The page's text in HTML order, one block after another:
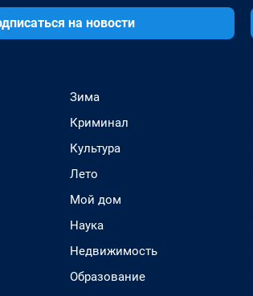
на новости
Зима
Криминал
Культура
Лето
Мой дом
Наука
Недвижимость
Образование